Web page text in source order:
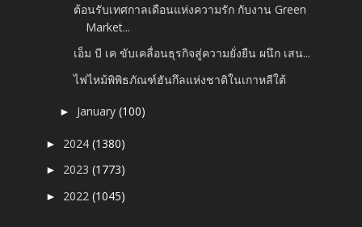
ต้อนรับเทศกาลเดือนแห่งความรัก กับงาน Green
Market...
เอ็ม บี เค ขับเคลื่อนธุรกิจสู่ความยั่งยืน ผนึก เสน...
ไฟไหม้พิพิธภัณฑ์ฮันกึลแห่งชาติในเกาหลีใต้
► January(100)
► 2024(1380)
► 2023(1773)
► 2022(1045)